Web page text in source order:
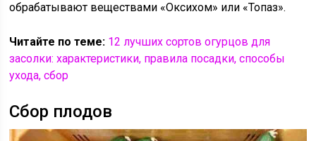
обрабатывают веществами «Оксихом» или «Топаз».
Читайте по теме: 12 лучших сортов огурцов для
засолки: характеристики, правила посадки, способы
ухода, сбор
Сбор плодов